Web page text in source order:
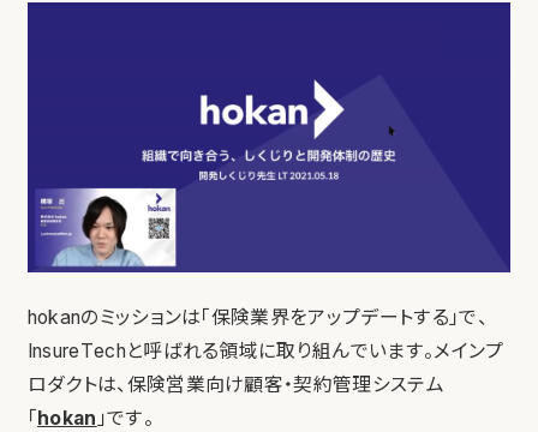
hokanのミッションは「保険業界をアップデートする」で、
InsureTechと呼ばれる領域に取り組んでいます。メインプ
ロダクトは、保険営業向け顧客・契約管理システム
「hokan 」です。